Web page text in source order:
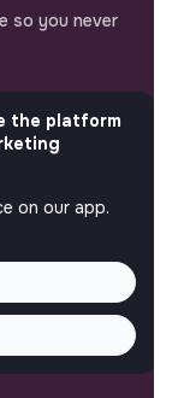
so you never
the platform
on our app.